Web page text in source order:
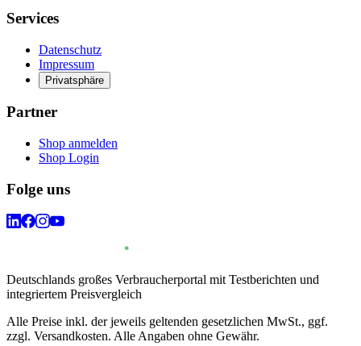
Services
Datenschutz
Impressum
Privatsphäre
Partner
Shop anmelden
Shop Login
Folge uns
Deutschlands großes Verbraucherportal mit Testberichten und
integriertem Preisvergleich
Alle Preise inkl. der jeweils geltenden gesetzlichen MwSt., ggf.
zzgl. Versandkosten. Alle Angaben ohne Gewähr.